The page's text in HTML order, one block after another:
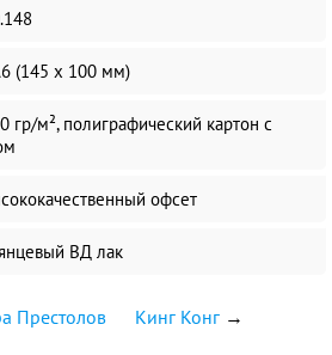
(145 х 100 мм)
гр/м², полиграфический картон с
офсет
ВД лак
Престолов Кинг Конг →